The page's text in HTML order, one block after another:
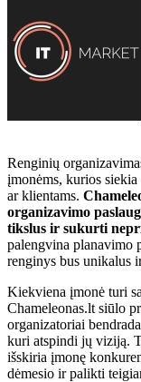
Renginių organizavimas gali būti sudėtingas procesas, ypač
įmonėms, kurios
ar klientams.
organizavimo
tikslus ir sukurti
palengvina planavimo
renginys bus unikalus
Kiekviena įmonė turi
Chameleonas.lt siūlo
organizatoriai
kuri atspindi jų viziją.
išskiria įmonę
dėmesio ir palikti